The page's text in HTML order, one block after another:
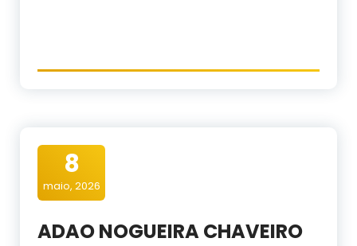
8
maio, 2026
ADAO NOGUEIRA CHAVEIRO